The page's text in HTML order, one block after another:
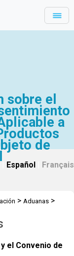
sobre el
a
de
Español Français
> Aduanas >
el Convenio de